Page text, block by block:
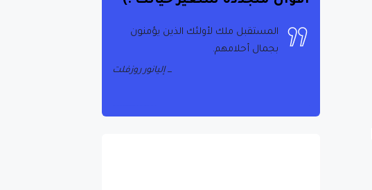
المستقبل ملك لأولئك الذين يؤمنون
بجمال أحلامهم.
إليانور روزفلت